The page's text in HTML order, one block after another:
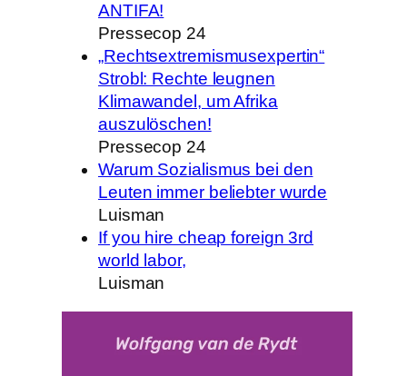
ANTIFA!
Pressecop 24
„Rechtsextremismusexpertin“
Strobl: Rechte leugnen
Klimawandel, um Afrika
auszulöschen!
Pressecop 24
Warum Sozialismus bei den
Leuten immer beliebter wurde
Luisman
If you hire cheap foreign 3rd
world labor,
Luisman